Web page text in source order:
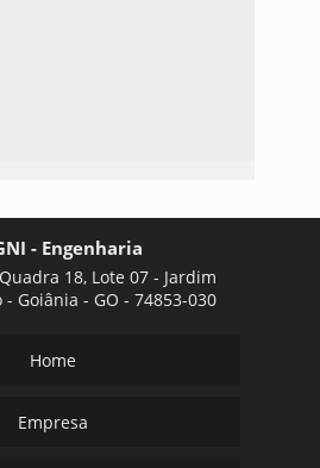
- Engenharia
18, Lote 07 - Jardim
Goiânia - GO - 74853-030
Home
Empresa